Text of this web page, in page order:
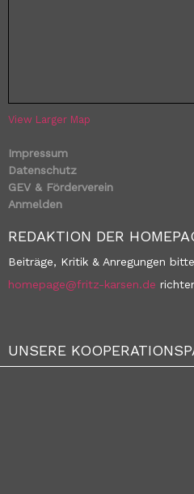
View Larger Map
Impressum
Datenschutz
GEV & Förderverein
Anmelden
REDAKTION DER
Beiträge, Kritik & Anregungen
homepage@fritz-karsen.de
UNSERE